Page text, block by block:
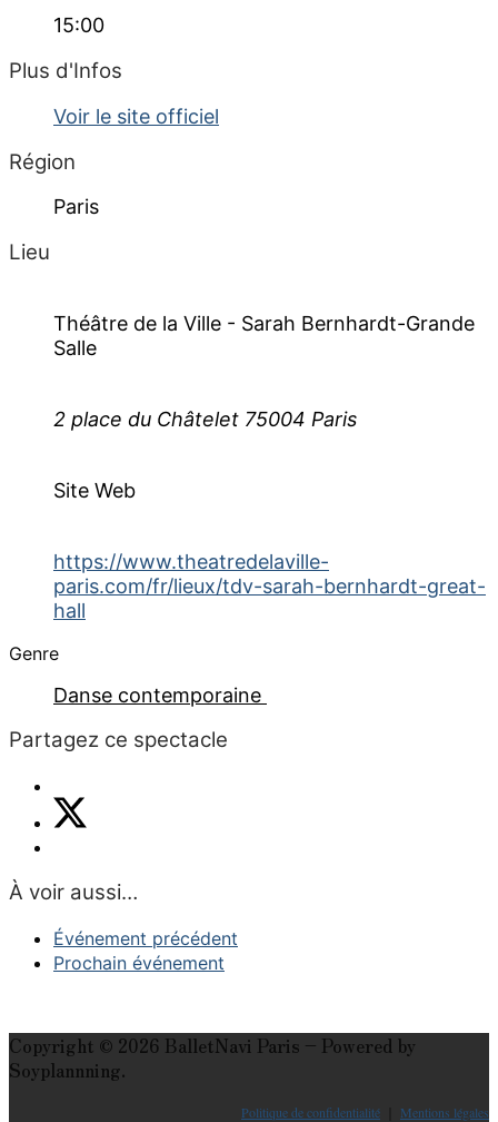
15:00
Plus d'Infos
Voir le site officiel
Région
Paris
Lieu
Théâtre de la Ville - Sarah Bernhardt-Grande
Salle
2 place du Châtelet 75004 Paris
Site Web
https://www.theatredelaville-
paris.com/fr/lieux/tdv-sarah-bernhardt-great-
hall
Genre
Danse contemporaine
Partagez ce spectacle
À voir aussi…
Événement précédent
Prochain événement
Copyright © 2026 BalletNavi Paris – Powered by
Soyplannning.
Politique de confidentialité Mentions légales